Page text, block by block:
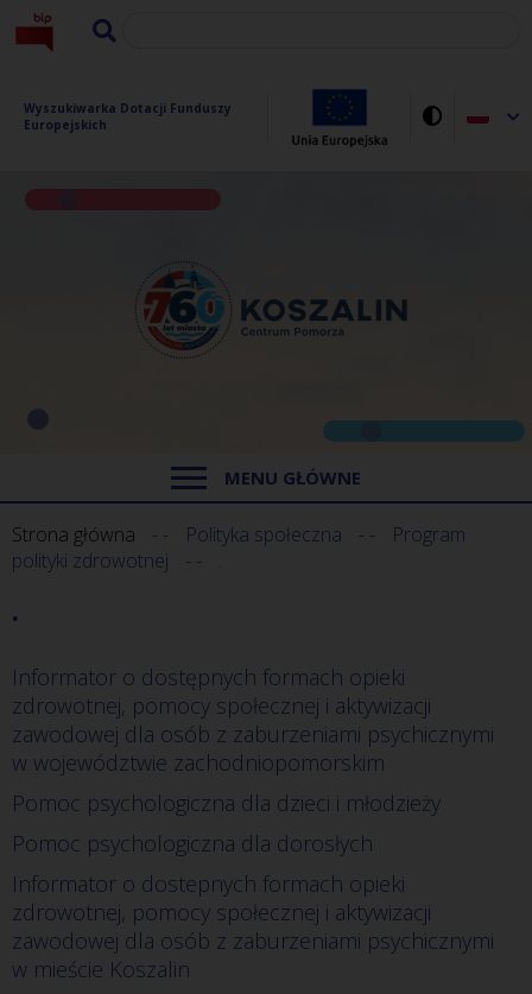
Wyszukiwarka Dotacji Funduszy
Europejskich
MENU GŁÓWNE
Strona główna Polityka społeczna
Program
polityki zdrowotnej
.
.
Informator o dostępnych formach opieki
zdrowotnej, pomocy społecznej i aktywizacji
zawodowej dla osób z zaburzeniami psychicznymi
w województwie zachodniopomorskim
Pomoc psychologiczna dla dzieci i młodzieży
Pomoc psychologiczna dla dorosłych
Informator o dostepnych formach opieki
zdrowotnej, pomocy społecznej i aktywizacji
zawodowej dla osób z zaburzeniami psychicznymi
w mieście Koszalin